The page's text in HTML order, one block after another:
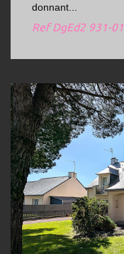
donnant...
RefDgEd2 931-01